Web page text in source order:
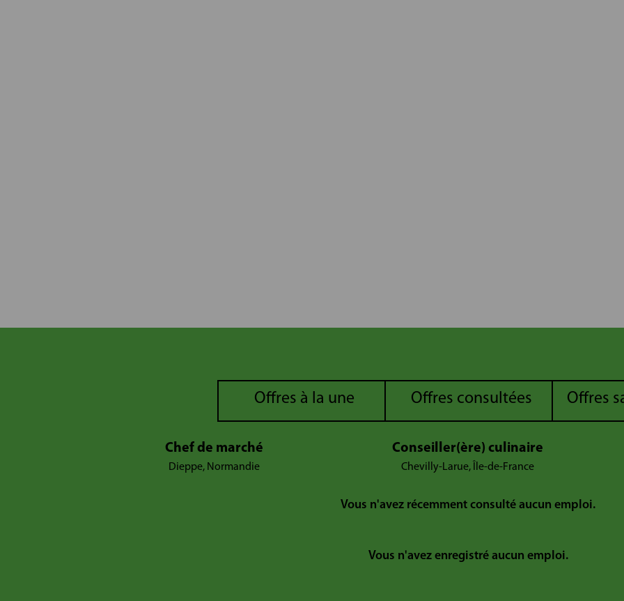
Offres à la une Offres consultées Offres
Chef de marché
Dieppe, Normandie
Conseiller(ère) culinaire
Chevilly-Larue, Île-de-France
Vous n'avez récemment consulté aucun emploi.
Vous n'avez enregistré aucun emploi.